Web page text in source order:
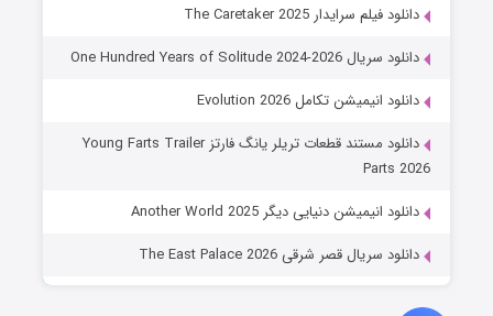
دانلود فیلم سرایدار The Caretaker 2025
دانلود سریال One Hundred Years of Solitude 2024-2026
دانلود انیمیشن تکامل Evolution 2026
دانلود مستند قطعات تریلر یانگ فارتز Young Farts Trailer
Parts 2026
دانلود انیمیشن دنیایی دیگر Another World 2025
دانلود سریال قصر شرقی The East Palace 2026